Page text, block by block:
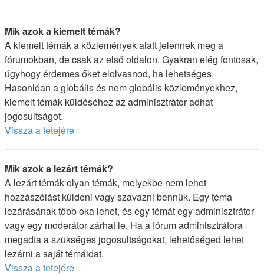
Mik azok a kiemelt témák?
A kiemelt témák a közlemények alatt jelennek meg a
fórumokban, de csak az első oldalon. Gyakran elég fontosak,
úgyhogy érdemes őket elolvasnod, ha lehetséges.
Hasonlóan a globális és nem globális közleményekhez,
kiemelt témák küldéséhez az adminisztrátor adhat
jogosultságot.
Vissza a tetejére
Mik azok a lezárt témák?
A lezárt témák olyan témák, melyekbe nem lehet
hozzászólást küldeni vagy szavazni bennük. Egy téma
lezárásának több oka lehet, és egy témát egy adminisztrátor
vagy egy moderátor zárhat le. Ha a fórum adminisztrátora
megadta a szükséges jogosultságokat, lehetőséged lehet
lezárni a saját témáidat.
Vissza a tetejére